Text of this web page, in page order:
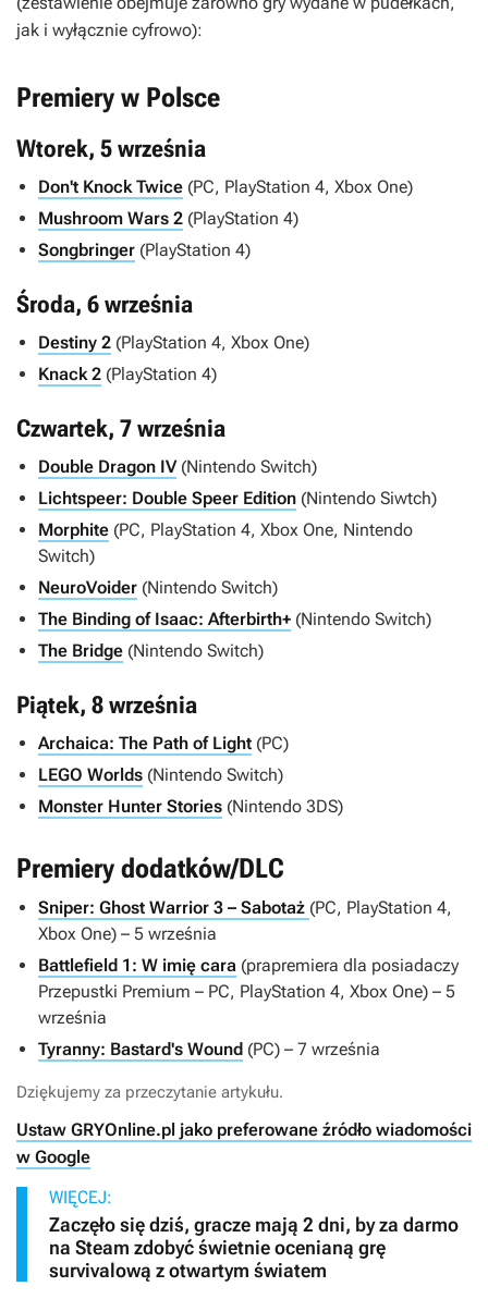
jak i wyłącznie cyfrowo):
Premiery w Polsce
Wtorek, 5 września
Don't Knock Twice (PC, PlayStation 4, Xbox One)
Mushroom Wars 2 (PlayStation 4)
Songbringer (PlayStation 4)
Środa, 6 września
Destiny 2 (PlayStation 4, Xbox One)
Knack 2 (PlayStation 4)
Czwartek, 7 września
Double Dragon IV(Nintendo Switch)
Lichtspeer: Double Speer Edition (Nintendo Siwtch)
Morphite (PC, PlayStation 4, Xbox One, Nintendo
Switch)
NeuroVoider (Nintendo Switch)
The Binding of Isaac: Afterbirth+ (Nintendo Switch)
The Bridge (Nintendo Switch)
Piątek, 8 września
Archaica: The Path of Light (PC)
LEGO Worlds (Nintendo Switch)
Monster Hunter Stories (Nintendo 3DS)
Premiery dodatków/DLC
Sniper: Ghost Warrior 3 – Sabotaż (PC, PlayStation 4,
Xbox One) – 5 września
Battlefield 1: W imię cara (prapremiera dla posiadaczy
Przepustki Premium – PC, PlayStation 4, Xbox One) – 5
września
Tyranny: Bastard's Wound (PC) – 7 września
Dziękujemy za przeczytanie artykułu.
Ustaw GRYOnline.pl jako preferowane źródło wiadomości
w Google
WIĘCEJ:
Zaczęło się dziś, gracze mają 2 dni, by za darmo
na Steam zdobyć świetnie ocenianą grę
survivalową z otwartym światem